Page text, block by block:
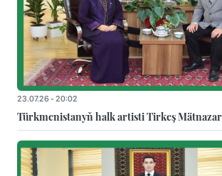
23.07.26 - 20:02
Türkmenistanyň halk artisti Tirkeş